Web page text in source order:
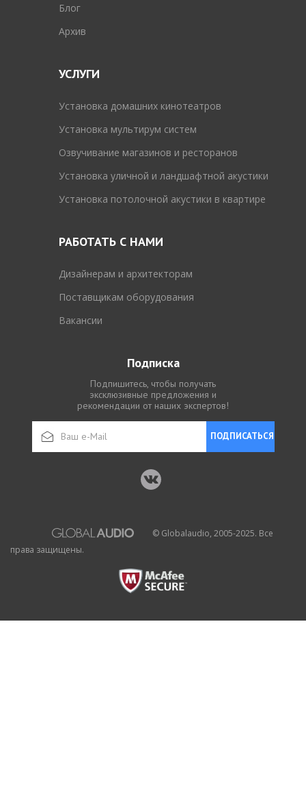
Блог
Архив
УСЛУГИ
Установка домашних кинотеатров
Установка мультирум систем
Озвучивание магазинов и ресторанов
Установка уличной и ландшафтной акустики
Установка потолочной акустики в квартире
РАБОТАТЬ С НАМИ
Дизайнерам и архитекторам
Поставщикам оборудования
Вакансии
Подписка
Подпишитесь, чтобы получать
эксклюзивные предложения и
рекомендации от наших экспертов!
ПОДПИСАТЬСЯ
© Globalaudio, 2005-2025. Все
права защищены.